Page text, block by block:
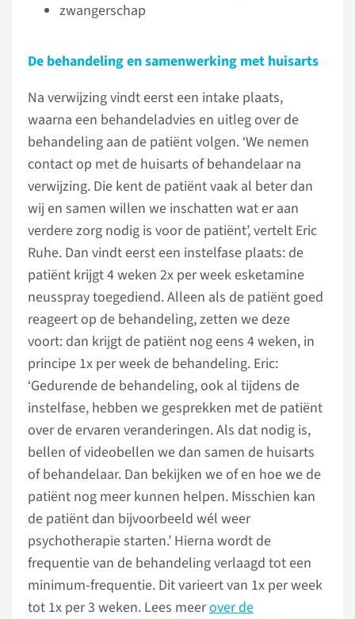
zwangerschap
De behandeling en samenwerking met huisarts
Na verwijzing vindt eerst een intake plaats,
waarna een behandeladvies en uitleg over de
behandeling aan de patiënt volgen. ‘We nemen
contact op met de huisarts of behandelaar na
verwijzing. Die kent de patiënt vaak al beter dan
wij en samen willen we inschatten wat er aan
verdere zorg nodig is voor de patiënt’, vertelt Eric
Ruhe. Dan vindt eerst een instelfase plaats: de
patiënt krijgt 4 weken 2x per week esketamine
neusspray toegediend. Alleen als de patiënt goed
reageert op de behandeling, zetten we deze
voort: dan krijgt de patiënt nog eens 4 weken, in
principe 1x per week de behandeling. Eric:
‘Gedurende de behandeling, ook al tijdens de
instelfase, hebben we gesprekken met de patiënt
over de ervaren veranderingen. Als dat nodig is,
bellen of videobellen we dan samen de huisarts
of behandelaar. Dan bekijken we of en hoe we de
patiënt nog meer kunnen helpen. Misschien kan
de patiënt dan bijvoorbeeld wél weer
psychotherapie starten.’ Hierna wordt de
frequentie van de behandeling verlaagd tot een
minimum-frequentie. Dit varieert van 1x per week
tot 1x per 3 weken. Lees meerover de